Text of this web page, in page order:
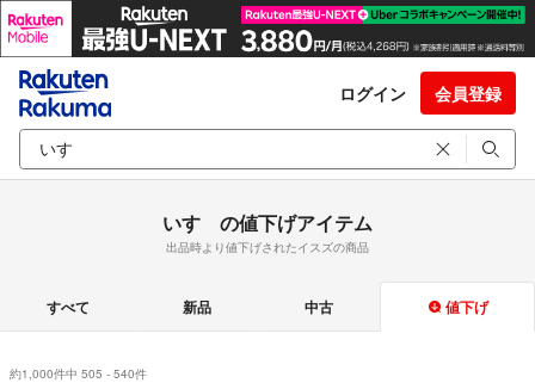
ログイン 会員登録
いすゞの値下げアイテム
出品時より値下げされたイスズの商品
すべて 新品 中古 値下げ
約1,000件中 505 - 540件